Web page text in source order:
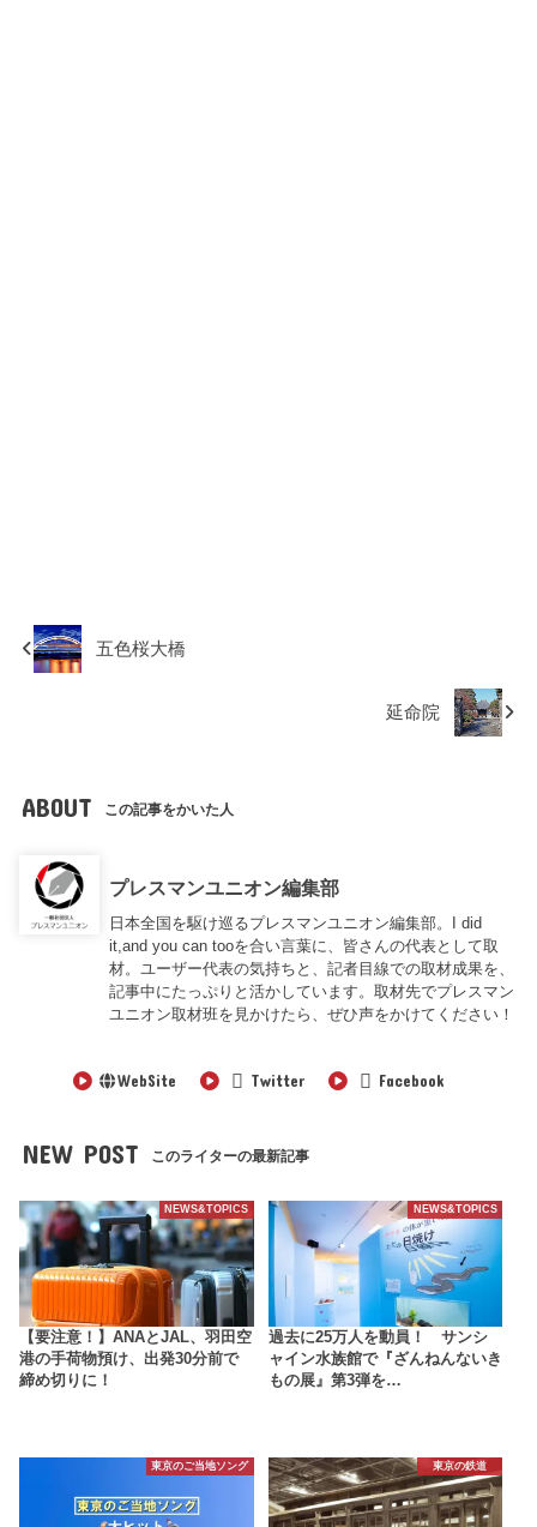
五色桜大橋
延命院
ABOUT この記事をかいた人
プレスマンユニオン編集部
日本全国を駆け巡るプレスマンユニオン編集部。I did
it,and you can tooを合い言葉に、皆さんの代表として取
材。ユーザー代表の気持ちと、記者目線での取材成果を、
記事中にたっぷりと活かしています。取材先でプレスマン
ユニオン取材班を見かけたら、ぜひ声をかけてください！
WebSite Twitter Facebook
NEW POST このライターの最新記事
NEWS&TOPICS
【要注意！】ANAとJAL、羽田空
港の手荷物預け、出発30分前で
締め切りに！
NEWS&TOPICS
過去に25万人を動員！ サンシ
ャイン水族館で『ざんねんないき
もの展』第3弾を…
東京のご当地ソング 東京の鉄道